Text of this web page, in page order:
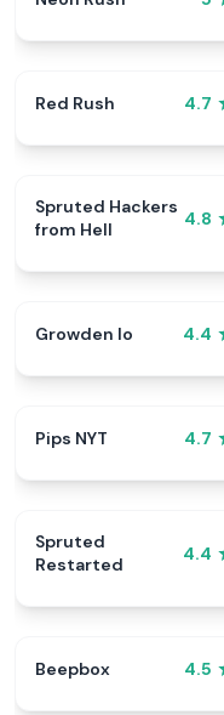
Red Rush 4.7
Spruted Hackers
from Hell
4.8
Growden Io 4.4
Pips NYT 4.7
Spruted
Restarted
4.4
Beepbox 4.5